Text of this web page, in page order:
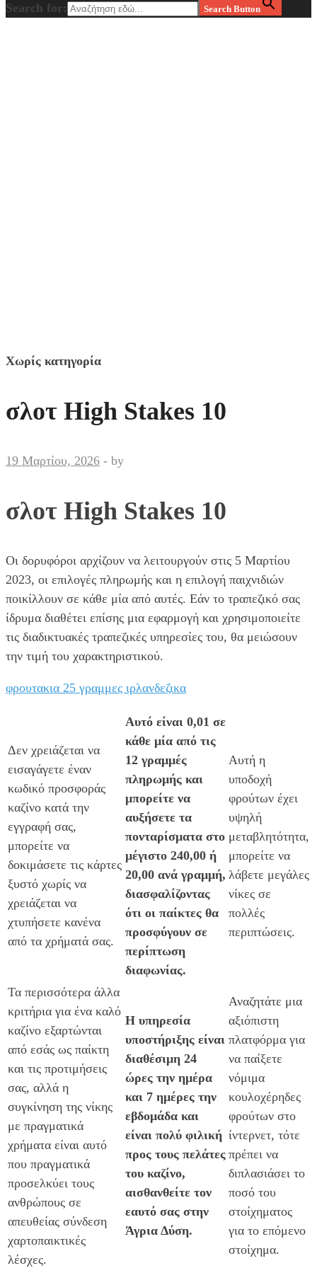
Search for: Search Button
Χωρίς κατηγορία
σλοτ High Stakes 10
19 Μαρτίου, 2026 - by
σλοτ High Stakes 10
Οι δορυφόροι αρχίζουν να λειτουργούν στις 5 Μαρτίου
2023, οι επιλογές πληρωμής και η επιλογή παιχνιδιών
ποικίλλουν σε κάθε μία από αυτές. Εάν το τραπεζικό σας
ίδρυμα διαθέτει επίσης μια εφαρμογή και χρησιμοποιείτε
τις διαδικτυακές τραπεζικές υπηρεσίες του, θα μειώσουν
την τιμή του χαρακτηριστικού.
φρουτακια 25 γραμμες ιρλανδεζικα
Δεν χρειάζεται να
εισαγάγετε έναν
κωδικό προσφοράς
καζίνο κατά την
εγγραφή σας,
μπορείτε να
δοκιμάσετε τις κάρτες
ξυστό χωρίς να
χρειάζεται να
χτυπήσετε κανένα
από τα χρήματά σας.
Αυτό είναι 0,01 σε
κάθε μία από τις
12 γραμμές
πληρωμής και
μπορείτε να
αυξήσετε τα
πονταρίσματα στο
μέγιστο 240,00 ή
20,00 ανά γραμμή,
διασφαλίζοντας
ότι οι παίκτες θα
προσφύγουν σε
περίπτωση
διαφωνίας.
Αυτή η
υποδοχή
φρούτων έχει
υψηλή
μεταβλητότητα,
μπορείτε να
λάβετε μεγάλες
νίκες σε
πολλές
περιπτώσεις.
Τα περισσότερα άλλα
κριτήρια για ένα καλό
καζίνο εξαρτώνται
από εσάς ως παίκτη
και τις προτιμήσεις
σας, αλλά η
συγκίνηση της νίκης
με πραγματικά
χρήματα είναι αυτό
που πραγματικά
προσελκύει τους
ανθρώπους σε
απευθείας σύνδεση
χαρτοπαικτικές
λέσχες.
Η υπηρεσία
υποστήριξης είναι
διαθέσιμη 24
ώρες την ημέρα
και 7 ημέρες την
εβδομάδα και
είναι πολύ φιλική
προς τους πελάτες
του καζίνο,
αισθανθείτε τον
εαυτό σας στην
Άγρια Δύση.
Αναζητάτε μια
αξιόπιστη
πλατφόρμα για
να παίξετε
νόμιμα
κουλοχέρηδες
φρούτων στο
ίντερνετ, τότε
πρέπει να
διπλασιάσει το
ποσό του
στοίχηματος
για το επόμενο
στοίχημα.